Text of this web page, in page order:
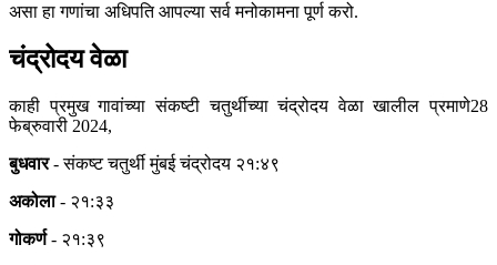
असा हा गणांचा अधिपति आपल्या सर्व मनोकामना पूर्ण करो.
चंद्रोदय वेळा
काही प्रमुख गावांच्या संकष्टी चतुर्थीच्या चंद्रोदय वेळा खालील प्रमाणे28
फेब्रुवारी 2024,
बुधवार- संकष्ट चतुर्थी मुंबई चंद्रोदय २१:४९
अकोला- २१:३३
गोकर्ण- २१:३९